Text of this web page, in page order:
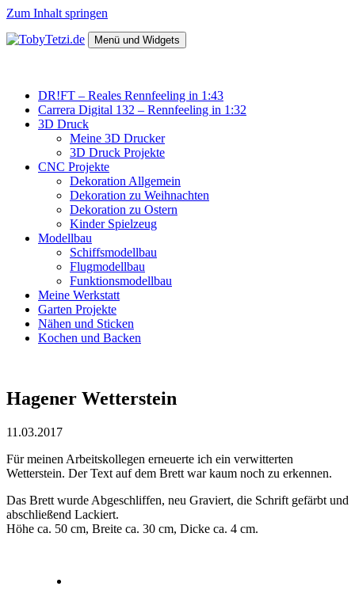
Zum Inhalt springen
Menü und Widgets
DR!FT – Reales Rennfeeling in 1:43
Carrera Digital 132 – Rennfeeling in 1:32
3D Druck
Meine 3D Drucker
3D Druck Projekte
CNC Projekte
Dekoration Allgemein
Dekoration zu Weihnachten
Dekoration zu Ostern
Kinder Spielzeug
Modellbau
Schiffsmodellbau
Flugmodellbau
Funktionsmodellbau
Meine Werkstatt
Garten Projekte
Nähen und Sticken
Kochen und Backen
Hagener Wetterstein
11.03.2017
Für meinen Arbeitskollegen erneuerte ich ein verwitterten
Wetterstein. Der Text auf dem Brett war kaum noch zu erkennen.
Das Brett wurde Abgeschliffen, neu Graviert, die Schrift gefärbt und
abschließend Lackiert.
Höhe ca. 50 cm, Breite ca. 30 cm, Dicke ca. 4 cm.